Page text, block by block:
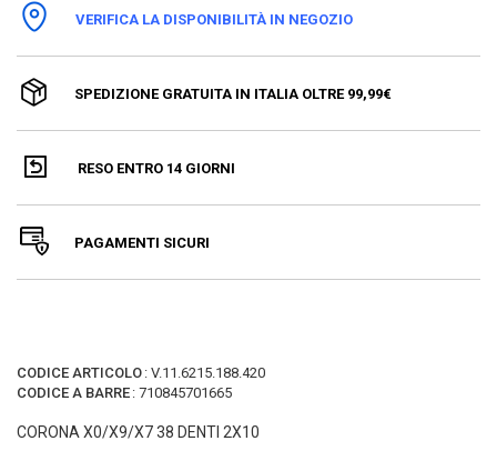
VERIFICA LA DISPONIBILITÀ IN NEGOZIO
SPEDIZIONE GRATUITA IN ITALIA OLTRE 99,99€
RESO ENTRO 14 GIORNI
PAGAMENTI SICURI
CODICE ARTICOLO : V.11.6215.188.420
CODICE A BARRE : 710845701665
CORONA X0/X9/X7 38 DENTI 2X10